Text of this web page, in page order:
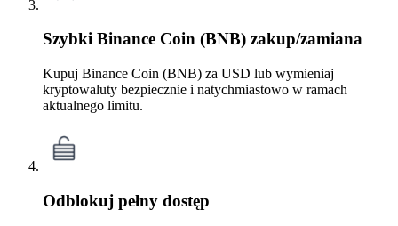
Szybki Binance Coin (BNB) zakup/zamiana
Kupuj Binance Coin (BNB) za USD lub wymieniaj
kryptowaluty bezpiecznie i natychmiastowo w ramach
aktualnego limitu.
Odblokuj pełny dostęp